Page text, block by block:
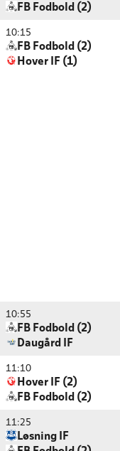
FB Fodbold (2)
10:15
FB Fodbold (2)
Hover IF (1)
10:55
FB Fodbold (2)
Daugård IF
11:10
Hover IF (2)
FB Fodbold (2)
11:25
Løsning IF